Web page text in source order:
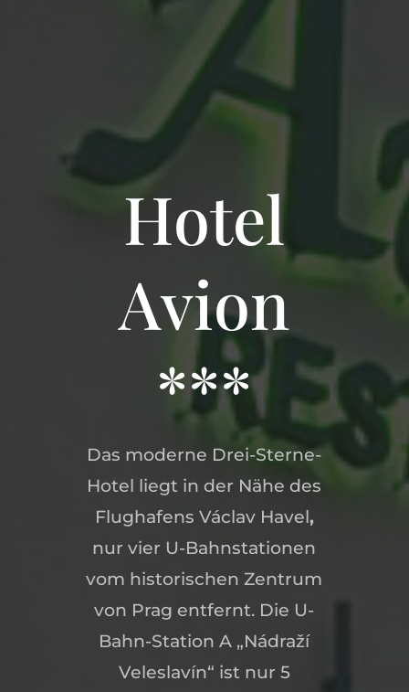
Hotel
Avion
***
Das moderne Drei-Sterne-
Hotel liegt in der Nähe des
Flughafens Václav Havel,
nur vier U-Bahnstationen
vom historischen Zentrum
von Prag entfernt. Die U-
Bahn-Station A „Nádraží
Veleslavín“ ist nur 5